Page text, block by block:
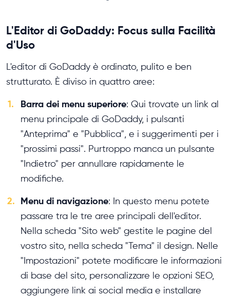
L'Editor di GoDaddy: Focus sulla Facilità
d'Uso
L'editor di GoDaddy è ordinato, pulito e ben
strutturato. È diviso in quattro aree:
1. Barra dei menu superiore: Qui trovate un link al
menu principale di GoDaddy, i pulsanti
"Anteprima" e "Pubblica", e i suggerimenti per i
"prossimi passi". Purtroppo manca un pulsante
"Indietro" per annullare rapidamente le
modifiche.
2. Menu di navigazione: In questo menu potete
passare tra le tre aree principali dell'editor.
Nella scheda "Sito web" gestite le pagine del
vostro sito, nella scheda "Tema" il design. Nelle
"Impostazioni" potete modificare le informazioni
di base del sito, personalizzare le opzioni SEO,
aggiungere link ai social media e installare